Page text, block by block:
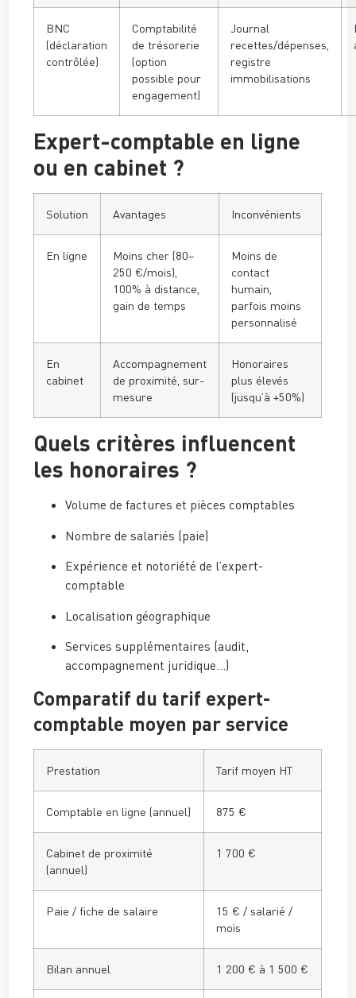
BNC
(déclaration
contrôlée)
Comptabilité
de trésorerie
(option
possible pour
engagement)
Journal
recettes/dépenses,
registre
immobilisations
Expert-comptable en ligne
ou en cabinet ?
Solution Avantages Inconvénients
En ligne
Moins cher (80–
250 €/mois),
100% à distance,
gain de temps
Moins de
contact
humain,
parfois moins
personnalisé
En
cabinet
Accompagnement
de proximité, sur-
mesure
Honoraires
plus élevés
(jusqu’à +50%)
Quels critères influencent
les honoraires ?
Volume de factures et pièces comptables
Nombre de salariés (paie)
Expérience et notoriété de l’expert-
comptable
Localisation géographique
Services supplémentaires (audit,
accompagnement juridique…)
Comparatif du tarif expert-
comptable moyen par service
Prestation Tarif moyen HT
Comptable en ligne (annuel) 875 €
Cabinet de proximité
(annuel)
1 700 €
Paie / fiche de salaire
15 € / salarié /
mois
Bilan annuel 1 200 € à 1 500 €